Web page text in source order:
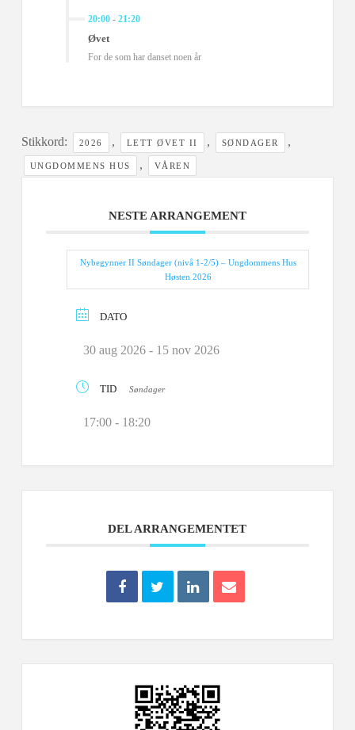
20:00- 21:20
Øvet
For de som har danset noen år
Stikkord: 2026 , LETT ØVET II , SØNDAGER ,
UNGDOMMENS HUS , VÅREN
NESTE ARRANGEMENT
Nybegynner II Søndager (nivå 1-2/5) – Ungdommens Hus
Høsten 2026
DATO
30 aug 2026 - 15 nov 2026
TID Søndager
17:00 - 18:20
DEL ARRANGEMENTET